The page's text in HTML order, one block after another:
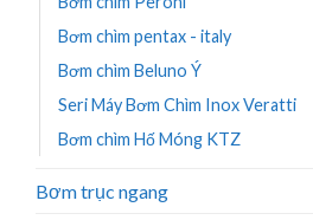
Bơm chìm pentax - italy
Bơm chìm Beluno Ý
Seri Máy Bơm Chìm Inox Veratti
Bơm chìm Hố Móng KTZ
Bơm trục ngang